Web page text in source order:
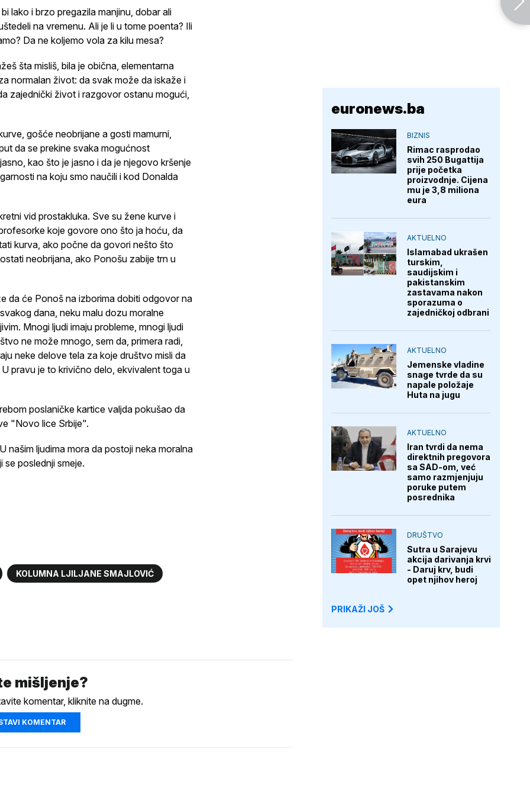
lako i brzo pregazila manjinu, dobar ali
na vremenu. Ali je li u tome poenta? Ili
Da ne koljemo vola za kilu mesa?
šta misliš, bila je obična, elementarna
normalan život: da svak može da iskaže i
zajednički život i razgovor ostanu mogući,
gošće neobrijane a gosti mamurni,
da se prekine svaka mogućnost
kao što je jasno i da je njegovo kršenje
na koju smo naučili i kod Donalda
vid prostakluka. Sve su žene kurve i
koje govore ono što ja hoću, da
kurva, ako počne da govori nešto što
neobrijana, ako Ponošu zabije trn u
da će Ponoš na izborima dobiti odgovor na
dana, neku malu dozu moralne
Mnogi ljudi imaju probleme, mnogi ljudi
ne može mnogo, sem da, primera radi,
neke delove tela za koje društvo misli da
pravu je to krivično delo, ekvivalent toga u
poslaničke kartice valjda pokušao da
"Novo lice Srbije".
našim ljudima mora da postoji neka moralna
se poslednji smeje.
KOLUMNA LJILJANE SMAJLOVIĆ
mišljenje?
komentar, kliknite na dugme.
KOMENTAR
euronews.ba
BIZNIS
Rimac rasprodao
svih 250 Bugattija
prije početka
proizvodnje. Cijena
mu je 3,8 miliona
eura
AKTUELNO
Islamabad ukrašen
turskim,
saudijskim i
pakistanskim
zastavama nakon
sporazuma o
zajedničkoj odbrani
AKTUELNO
Jemenske vladine
snage tvrde da su
napale položaje
Huta na jugu
AKTUELNO
Iran tvrdi da nema
direktnih pregovora
sa SAD-om, već
samo razmjenjuju
poruke putem
posrednika
DRUŠTVO
Sutra u Sarajevu
akcija darivanja krvi
- Daruj krv, budi
opet njihov heroj
PRIKAŽI JOŠ